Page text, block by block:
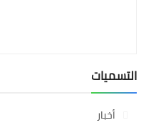
التسميات
أخبار